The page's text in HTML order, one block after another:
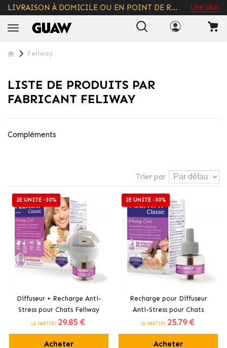
LIVRAISON GRATUITE À PARTIR DE 49€
Feliway
LISTE DE PRODUITS PAR
FABRICANT FELIWAY
Compléments
Trier par
2E UNITÉ -30%
Diffuseur + Recharge Anti-
Stress pour Chats Feliway
Classic
(À PARTIR) 29.85 €
Acheter
2E UNITÉ -30%
Recharge pour Diffuseur
Anti-Stress pour Chats
Feliway Classic
(À PARTIR) 25.79 €
Acheter